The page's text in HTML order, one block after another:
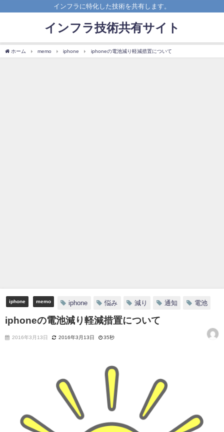
インフラに特化した技術を共有します。
インフラ技術共有サイト
ホーム memo iphone iphoneの電池減り軽減措置について
iphone memo iphone 悩み 減り 通知 電池
iphoneの電池減り軽減措置について
2016年3月13日 2016年3月13日 35秒